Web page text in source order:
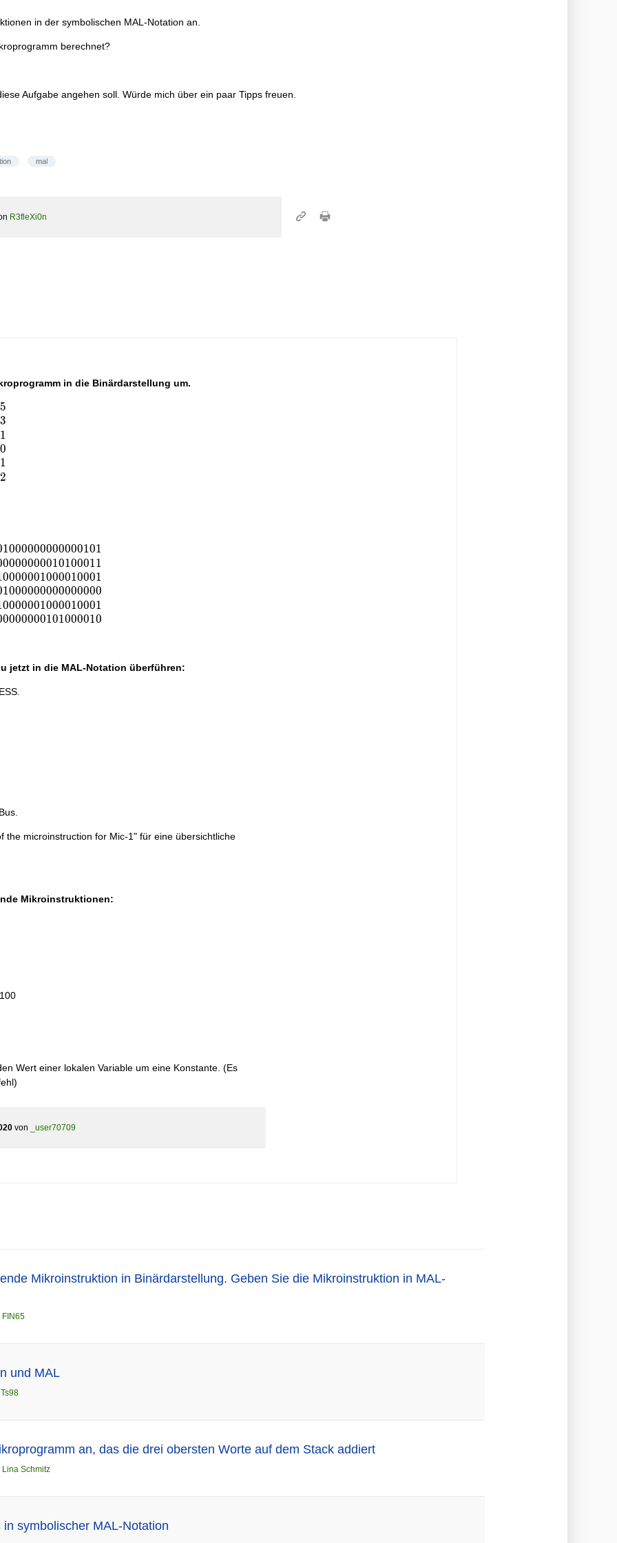
in der symbolischen MAL-Notation an.
berechnet?
Aufgabe angehen soll. Würde mich über ein paar Tipps freuen.
mal
R3fleXi0n
in die Binärdarstellung um.
5
3
1
0
1
2
1000000000000101
0000000010100011
0000001000010001
1000000000000000
0000001000010001
0000000101000010
jetzt in die MAL-Notation überführen:
the microinstruction for Mic-1" für eine übersichtliche
Mikroinstruktionen:
Wert einer lokalen Variable um eine Konstante. (Es
von _user70709
Mikroinstruktion in Binärdarstellung. Geben Sie die Mikroinstruktion in MAL-
FIN65
und MAL
Ts98
an, das die drei obersten Worte auf dem Stack addiert
Lina Schmitz
symbolischer MAL-Notation